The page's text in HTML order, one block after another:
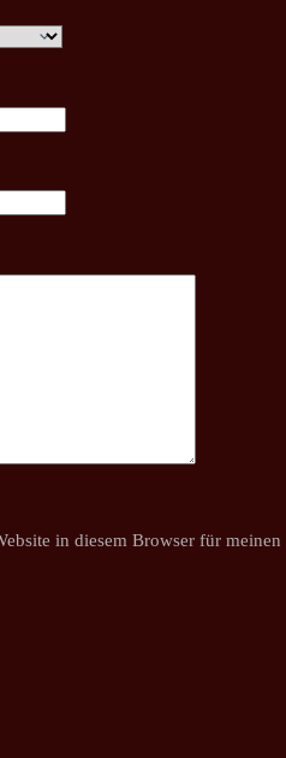
in diesem Browser für meinen